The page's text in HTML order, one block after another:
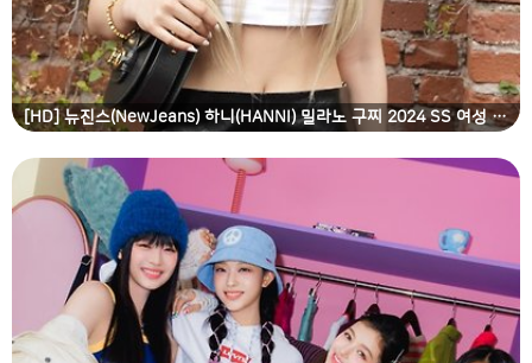
[HD] 뉴진스(NewJeans) 하니(HANNI) 밀라노 구찌 2024 SS 여성 패션쇼 고화질 화보